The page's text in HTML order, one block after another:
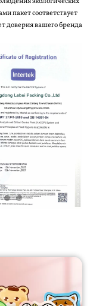
пакет соответствует
доверия вашего бренда